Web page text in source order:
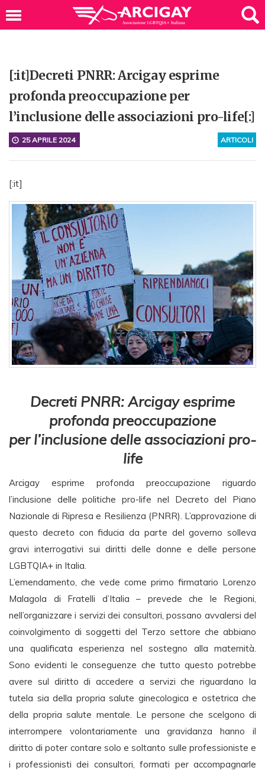
[:it]Decreti PNRR: Arcigay esprime
profonda preoccupazione per
l’inclusione delle associazioni pro-life[:]
ARTICOLI
25 APRILE 2024
[:it]
Decreti PNRR: Arcigay esprime
profonda preoccupazione
per l’inclusione delle associazioni pro-
life
Arcigay esprime profonda preoccupazione riguardo
l’inclusione delle politiche pro-life nel Decreto del Piano
Nazionale di Ripresa e Resilienza (PNRR). L’approvazione di
questo decreto con fiducia da parte del governo solleva
gravi interrogativi sui diritti delle donne e delle persone
LGBTQIA+ in Italia.
L’emendamento, che vede come primo firmatario Lorenzo
Malagola di Fratelli d’Italia – prevede che le Regioni,
nell’organizzare i servizi dei consultori, possano avvalersi del
coinvolgimento di soggetti del Terzo settore che abbiano
una qualificata esperienza nel sostegno alla maternità.
Sono evidenti le conseguenze che tutto questo potrebbe
avere sul diritto di accedere a servizi che riguardano la
tutela sia della propria salute ginecologica e ostetrica che
della propria salute mentale. Le persone che scelgono di
interrompere volontariamente una gravidanza hanno il
diritto di poter contare solo e soltanto sulle professioniste e
i professionisti dei consultori, formati per accompagnarle